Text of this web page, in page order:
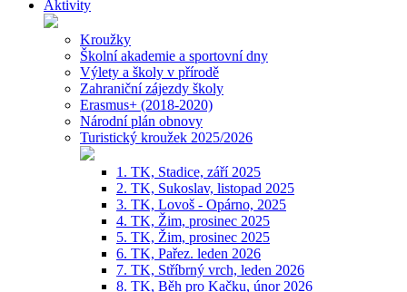
Aktivity
Kroužky
Školní akademie a sportovní dny
Výlety a školy v přírodě
Zahraniční zájezdy školy
Erasmus+ (2018-2020)
Národní plán obnovy
Turistický kroužek 2025/2026
1. TK, Stadice, září 2025
2. TK, Sukoslav, listopad 2025
3. TK, Lovoš - Opárno, 2025
4. TK, Žim, prosinec 2025
5. TK, Žim, prosinec 2025
6. TK, Pařez. leden 2026
7. TK, Stříbrný vrch, leden 2026
8. TK, Běh pro Kačku, únor 2026